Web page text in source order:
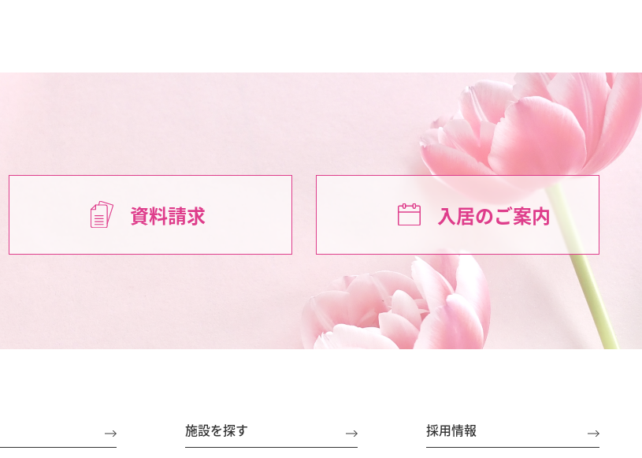
資料請求 入居のご案内
施設を探す 採用情報